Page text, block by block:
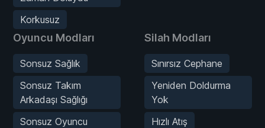
Korkusuz
Oyuncu Modları
Sonsuz Sağlık
Sonsuz Takım
Arkadaşı Sağlığı
Sonsuz Oyuncu
Silah Modları
Sınırsız Cephane
Yeniden Doldurma
Yok
Hızlı Atış